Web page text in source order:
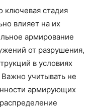
ключевая стадия
влияет на их
армирование
от разрушения,
в условиях
учитывать не
армирующих